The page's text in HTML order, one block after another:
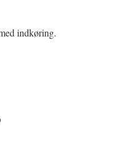
indkøring.